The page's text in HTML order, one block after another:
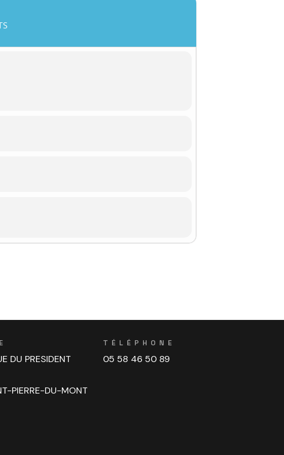
DU PRESIDENT
PIERRE-DU-MONT
TÉLÉPHONE
05 58 46 50 89